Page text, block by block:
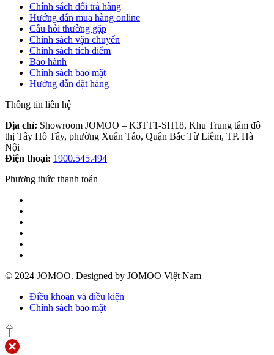
Chính sách đổi trả hàng
Hướng dẫn mua hàng online
Câu hỏi thường gặp
Chính sách vận chuyển
Chính sách tích điểm
Bảo hành
Chính sách bảo mật
Hướng dẫn đặt hàng
Thông tin liên hệ
Địa chỉ: Showroom JOMOO – K3TT1-SH18, Khu Trung tâm đô
thị Tây Hồ Tây, phường Xuân Tảo, Quận Bắc Từ Liêm, TP. Hà
Nội
Điện thoại: 1900.545.494
Phương thức thanh toán
© 2024 JOMOO. Designed by JOMOO Việt Nam
Điều khoản và điều kiện
Chính sách bảo mật